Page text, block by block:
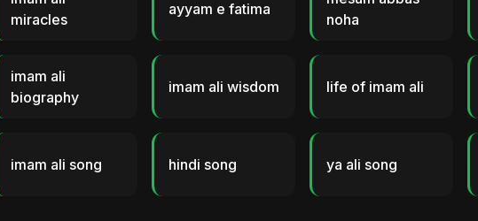
miracles
ayyam e fatima
noha
imam ali
biography
imam ali wisdom life of imam ali
imam ali song hindi song ya ali song